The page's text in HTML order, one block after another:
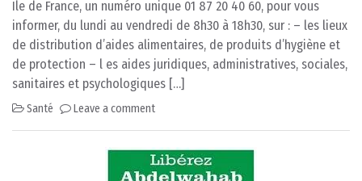
Ile de France, un numéro unique 01 87 20 40 60, pour vous
informer, du lundi au vendredi de 8h30 à 18h30, sur : – les lieux
de distribution d’aides alimentaires, de produits d’hygiène et
de protection – l es aides juridiques, administratives, sociales,
sanitaires et psychologiques […]
Santé Leave a comment